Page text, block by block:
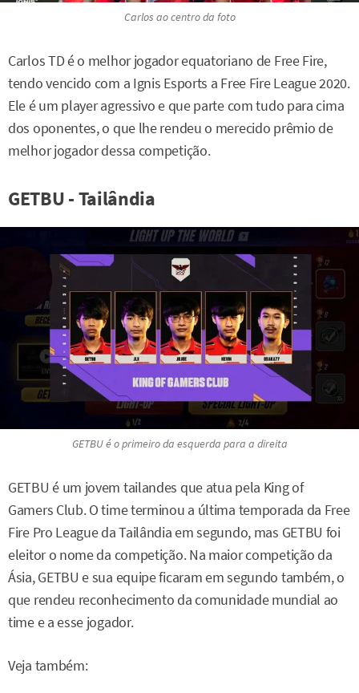
Carlos ao centro da foto
Carlos TD é o melhor jogador equatoriano de Free Fire,
tendo vencido com a Ignis Esports a Free Fire League 2020.
Ele é um player agressivo e que parte com tudo para cima
dos oponentes, o que lhe rendeu o merecido prêmio de
melhor jogador dessa competição.
GETBU - Tailândia
GETBU é o primeiro da esquerda para a direita
GETBU é um jovem tailandes que atua pela King of
Gamers Club. O time terminou a última temporada da Free
Fire Pro League da Tailândia em segundo, mas GETBU foi
eleitor o nome da competição. Na maior competição da
Ásia, GETBU e sua equipe ficaram em segundo também, o
que rendeu reconhecimento da comunidade mundial ao
time e a esse jogador.
Veja também: